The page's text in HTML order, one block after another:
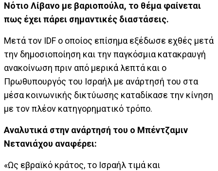
Νότιο Λίβανο με βαριοπούλα, το θέμα φαίνεται
πως έχει πάρει σημαντικές διαστάσεις.
Μετά τον IDF ο οποίος επίσημα εξέδωσε εχθές μετά
την δημοσιοποίηση και την παγκόσμια κατακραυγή
ανακοίνωση πριν από μερικά λεπτά και ο
Πρωθυπουργός του Ισραήλ με ανάρτησή του στα
μέσα κοινωνικής δικτύωσης καταδίκασε την κίνηση
με τον πλέον κατηγορηματικό τρόπο.
Αναλυτικά στην ανάρτησή του ο Μπέντζαμιν
Νετανιάχου αναφέρει:
«Ως εβραϊκό κράτος, το Ισραήλ τιμά και